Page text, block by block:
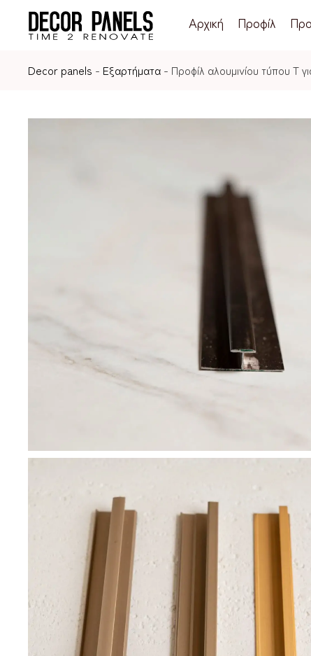
Αρχική Προφίλ
Decor panels - Εξαρτήματα - Προφίλ αλουμινίου τύπου Τ